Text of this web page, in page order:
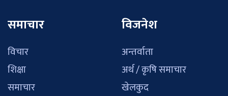
समाचार
विचार
शिक्षा
समाचार
विजनेश
अन्तर्वाता
अर्थ / कृषि समाचार
खेलकुद